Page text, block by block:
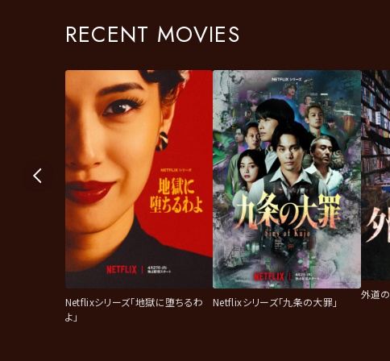
RECENT MOVIES
Netflixシリーズ「地獄に堕ちるわ
よ」
Netflixシリーズ「九条の大罪」
外道